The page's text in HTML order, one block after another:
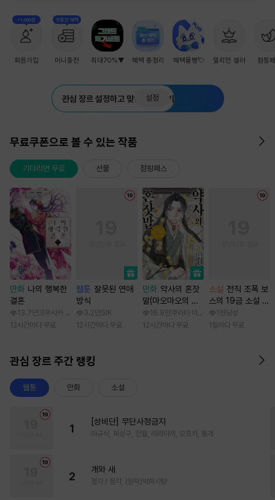
+1,000원
회원가입
첫충전 혜택
머니충전 최대70%▼ 혜택 총정리 혜택몰빵💘 밀리언 셀러 점핑
관심 장르 설정하고 맞춤 추천 받기
설정
무료쿠폰으로 볼 수 있는 작품
기다리면 무료 선물 점핑패스
만화 나의 행복한
결혼
13.7만 코우사카 리토 / 아기토기 아쿠미
12시간마다 무료
웹툰 잘못된 연애
방식
3.2만 SIK
12시간마다 무료
만화 약사의 혼잣
말(마오마오의 후
궁 수수께끼 풀이
수첩)
16.9만 쿠라타 미노지 / 휴우가 나츠
12시간마다 무료
소설 전직 조폭 보
스의 19금 소설 속
가정부 빙의기
1천 당성
1일마다 무료
관심 장르 주간 랭킹
웹툰 만화 소설
1
[성비단] 무단사정금지
마규식, 피상구, 진월, 테리야끼, 오프카, 뚱개
2
개와 새
정각 / 정각, (원작)박하사탕